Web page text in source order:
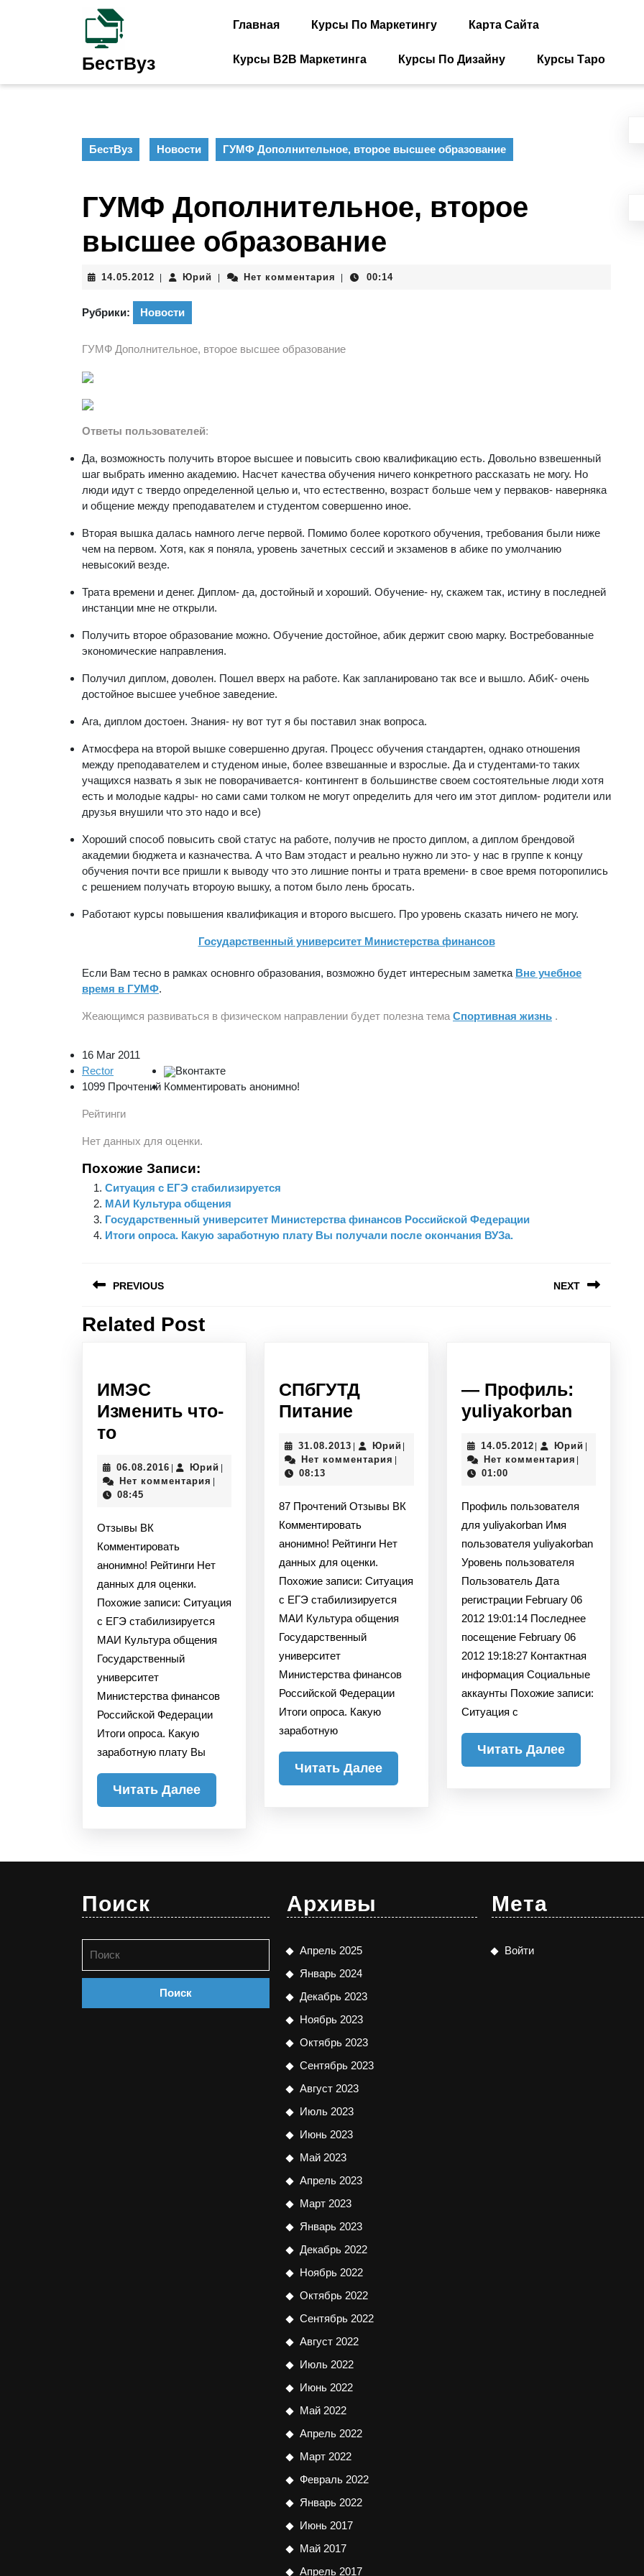
БестВуз
Главная Курсы По Маркетингу Карта Сайта
Курсы B2B Маркетинга Курсы По Дизайну Курсы Таро
БестВуз Новости ГУМФ Дополнительное, второе высшее образование
ГУМФ Дополнительное, второе
высшее образование
14.05.2012 14.05.2012
Юрий Юрий Нет комментария 00:14
Рубрики: Новости
ГУМФ Дополнительное, второе высшее образование
Ответы пользователей:
Да, возможность получить второе высшее и повысить свою квалификацию есть. Довольно взвешенный
шаг выбрать именно академию. Насчет качества обучения ничего конкретного рассказать не могу. Но
люди идут с твердо определенной целью и, что естественно, возраст больше чем у перваков- наверняка
и общение между преподавателем и студентом совершенно иное.
Вторая вышка далась намного легче первой. Помимо более короткого обучения, требования были ниже
чем на первом. Хотя, как я поняла, уровень зачетных сессий и экзаменов в абике по умолчанию
невысокий везде.
Трата времени и денег. Диплом- да, достойный и хороший. Обучение- ну, скажем так, истину в последней
инстанции мне не открыли.
Получить второе образование можно. Обучение достойное, абик держит свою марку. Востребованные
экономические направления.
Получил диплом, доволен. Пошел вверх на работе. Как запланировано так все и вышло. АбиК- очень
достойное высшее учебное заведение.
Ага, диплом достоен. Знания- ну вот тут я бы поставил знак вопроса.
Атмосфера на второй вышке совершенно другая. Процесс обучения стандартен, однако отношения
между преподавателем и студеном иные, более взвешанные и взрослые. Да и студентами-то таких
учащихся назвать я зык не поворачивается- контингент в большинстве своем состоятельные люди хотя
есть и молодые кадры- но сами сами толком не могут определить для чего им этот диплом- родители или
друзья внушили что это надо и все)
Хороший способ повысить свой статус на работе, получив не просто диплом, а диплом брендовой
академии бюджета и казначества. А что Вам этодаст и реально нужно ли это- у нас в группе к концу
обучения почти все пришли к выводу что это лишние понты и трата времени- в свое время поторопились
с решением получать второую вышку, а потом было лень бросать.
Работают курсы повышения квалификация и второго высшего. Про уровень сказать ничего не могу.
Государственный университет Министерства финансов
Если Вам тесно в рамках основнго образования, возможно будет интересным заметка Вне учебное
время в ГУМФ.
Жеающимся развиваться в физическом направлении будет полезна тема Спортивная жизнь .
16 Mar 2011
Rector
1099 Прочтений
Вконтакте
Комментировать анонимно!
Рейтинги
Нет данных для оценки.
Похожие Записи:
Ситуация с ЕГЭ стабилизируется
МАИ Культура общения
Государственный университет Министерства финансов Российской Федерации
Итоги опроса. Какую заработную плату Вы получали после окончания ВУЗа.
записям
PREVIOUS
Предыдущая
NEXT
Related Post
ИМЭС
Изменить что-
тоИМЭС
что-
то
06.08.2016 06.08.2016
| Юрий Юрий
|
Нет комментария |
08:45
Отзывы ВК
Комментировать
анонимно! Рейтинги Нет
данных для оценки.
Похожие записи: Ситуация
с ЕГЭ стабилизируется
МАИ Культура общения
Государственный
университет
Министерства финансов
Российской Федерации
Итоги опроса. Какую
заработную плату Вы
Читать ДалееЧитать
Далее
СПбГУТД
Питание
31.08.2013 31.08.2013
| Юрий Юрий
|
Нет комментария |
08:13
87 Прочтений Отзывы ВК
Комментировать
анонимно! Рейтинги Нет
данных для оценки.
Похожие записи: Ситуация
с ЕГЭ стабилизируется
МАИ Культура общения
Государственный
университет
Министерства финансов
Российской Федерации
Итоги опроса. Какую
заработную
Читать ДалееЧитать
Далее
— Профиль:
yuliyakorban—
14.05.201214.05.2012
| Юрий Юрий
|
Нет комментария |
01:00
Профиль пользователя
для yuliyakorban Имя
пользователя yuliyakorban
Уровень пользователя
Пользователь Дата
регистрации February 06
2012 19:01:14 Последнее
посещение February 06
2012 19:18:27 Контактная
информация Социальные
аккаунты Похожие записи:
Ситуация с
Читать ДалееЧитать
Далее
Поиск Архивы
Апрель 2025
Январь 2024
Декабрь 2023
Ноябрь 2023
Октябрь 2023
Сентябрь 2023
Август 2023
Июль 2023
Июнь 2023
Май 2023
Апрель 2023
Март 2023
Январь 2023
Декабрь 2022
Ноябрь 2022
Октябрь 2022
Сентябрь 2022
Август 2022
Июль 2022
Июнь 2022
Май 2022
Апрель 2022
Март 2022
Февраль 2022
Январь 2022
Июнь 2017
Май 2017
Апрель 2017
Мета
Войти